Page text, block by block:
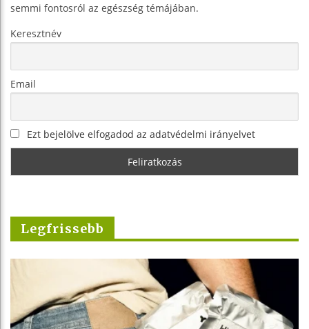
semmi fontosról az egészség témájában.
Keresztnév
Email
Ezt bejelölve elfogadod az adatvédelmi irányelvet
Legfrissebb